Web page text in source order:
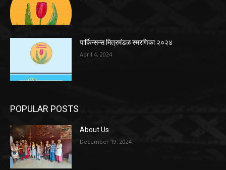
पार्किन्सन्स मित्रमंडळ स्मरणिका २०२४
April 4, 2024
POPULAR POSTS
About Us
December 19, 2024